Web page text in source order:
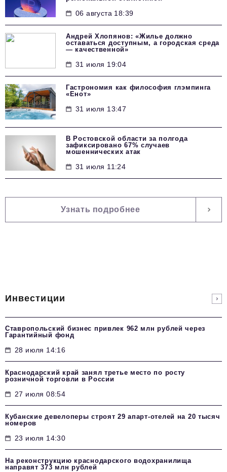
06 августа 18:39
Андрей Хлопянов: «Жилье должно
оставаться доступным, а городская среда
— качественной»
31 июля 19:04
Гастрономия как философия глэмпинга
«Енот»
31 июля 13:47
В Ростовской области за полгода
зафиксировано 67% случаев
мошеннических атак
31 июля 11:24
Узнать подробнее
Инвестиции
Ставропольский бизнес привлек 962 млн рублей через
Гарантийный фонд
28 июля 14:16
Краснодарский край занял третье место по росту
розничной торговли в России
27 июля 08:54
Кубанские девелоперы строят 29 апарт-отелей на 20 тысяч
номеров
23 июля 14:30
На реконструкцию краснодарского водохранилища
направят 373 млн рублей